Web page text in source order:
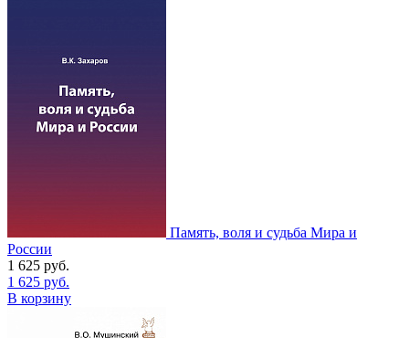
Память, воля и судьба Мира и
России
1 625 руб.
1 625 руб.
В корзину